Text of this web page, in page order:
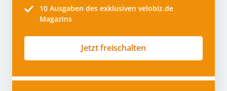
10 Ausgaben des exklusiven velobiz.de
Magazins
Jetzt freischalten